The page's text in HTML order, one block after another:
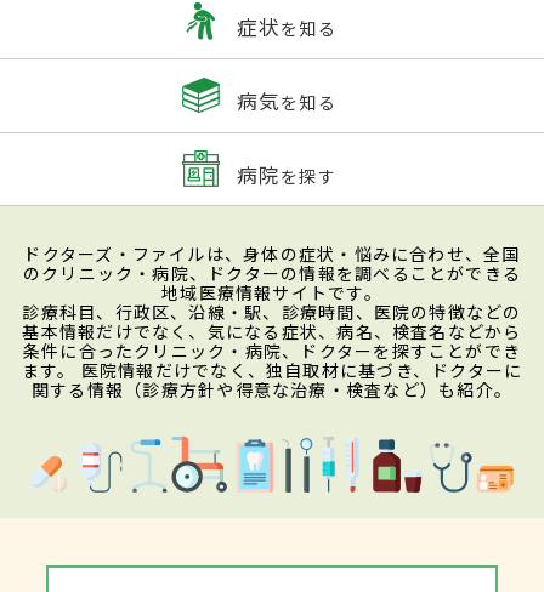
症状を知る
病気を知る
病院を探す
ドクターズ・ファイルは、身体の症状・悩みに合わせ、全国
のクリニック・病院、ドクターの情報を調べることができる
地域医療情報サイトです。
診療科目、行政区、沿線・駅、診療時間、医院の特徴などの
基本情報だけでなく、気になる症状、病名、検査名などから
条件に合ったクリニック・病院、ドクターを探すことができ
ます。 医院情報だけでなく、独自取材に基づき、ドクターに
関する情報（診療方針や得意な治療・検査など）も紹介。